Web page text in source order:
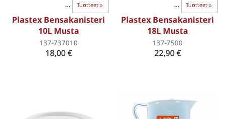
Tuotteet ‪»
Plastex Bensakanisteri
10L Musta
137-737010
18,00 €
Tuotteet ‪»
Plastex Bensakanisteri
18L Musta
137-7500
22,90 €